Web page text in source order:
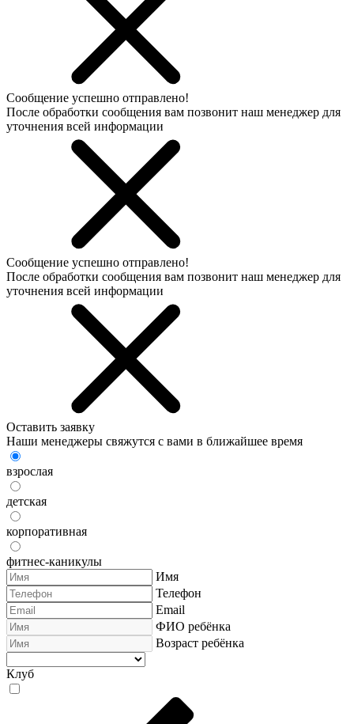
Сообщение успешно отправлено!
После обработки сообщения вам позвонит наш менеджер для
уточнения всей информации
Сообщение успешно отправлено!
После обработки сообщения вам позвонит наш менеджер для
уточнения всей информации
Оставить заявку
Наши менеджеры свяжутся с вами в ближайшее время
взрослая
детская
корпоративная
фитнес-каникулы
Имя
Телефон
Email
ФИО ребёнка
Возраст ребёнка
Клуб